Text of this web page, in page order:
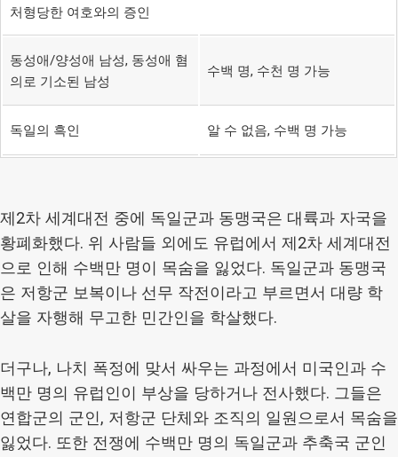
처형당한 여호와의 증인
동성애/양성애 남성, 동성애 혐
의로 기소된 남성
수백 명, 수천 명 가능
독일의 흑인 알 수 없음, 수백 명 가능
제2차 세계대전 중에 독일군과 동맹국은 대륙과 자국을
황폐화했다. 위 사람들 외에도 유럽에서 제2차 세계대전
으로 인해 수백만 명이 목숨을 잃었다. 독일군과 동맹국
은 저항군 보복이나 선무 작전이라고 부르면서 대량 학
살을 자행해 무고한 민간인을 학살했다.
더구나, 나치 폭정에 맞서 싸우는 과정에서 미국인과 수
백만 명의 유럽인이 부상을 당하거나 전사했다. 그들은
연합군의 군인, 저항군 단체와 조직의 일원으로서 목숨을
잃었다. 또한 전쟁에 수백만 명의 독일군과 추축국 군인